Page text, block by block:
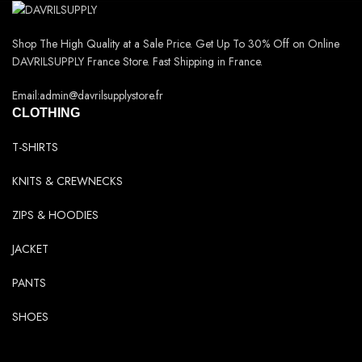
Shop The High Quality at a Sale Price. Get Up To 30% Off on Online
DAVRILSUPPLY France Store. Fast Shipping in France.
Email:admin@davrilsupplystore.fr
CLOTHING
T-SHIRTS
KNITS & CREWNECKS
ZIPS & HOODIES
JACKET
PANTS
SHOES